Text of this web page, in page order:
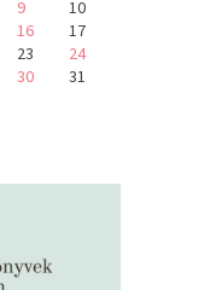
9
10
16
17
23
24
30 31